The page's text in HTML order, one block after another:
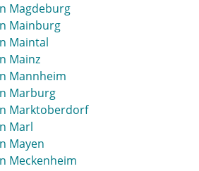
Limbach-Oberfrohna
Limburg
Limburg-Weilburg
Lindau
Lindenberg
Lindlar
Lingen
Lippstadt
Lohne
Löhne
Magdeburg
Mainburg
Maintal
Mainz
Mannheim
Marburg
Marktoberdorf
Marl
Mayen
Meckenheim